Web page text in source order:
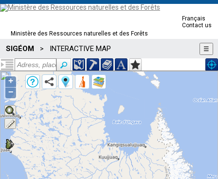
Ministère des Ressources naturelles et des Forêts
Français
Contact us
SIGÉOM > INTERACTIVE MAP ☰
+
−